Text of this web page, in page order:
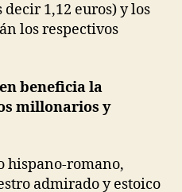
1,12 euros) y los
los respectivos
beneficia la
millonarios y
hispano-romano,
admirado y estoico